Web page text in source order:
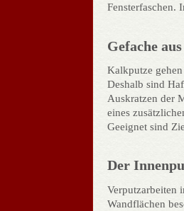
Fensterfaschen.
Gefache
Kalkputze
Deshalb sind
Auskratzen der
eines
Geeignet sind
Der
Verputzarbeiten
Wandflächen